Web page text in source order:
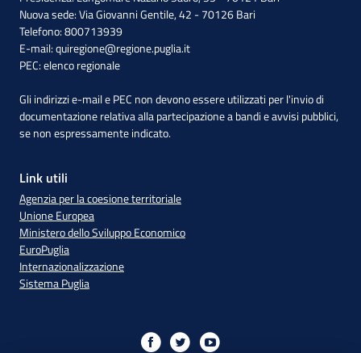
Nuova sede: Via Giovanni Gentile, 42 - 70126 Bari
Telefono: 800713939
E-mail:quiregione@regione.puglia.it
PEC:elenco regionale
Gli indirizzi e-mail e PEC non devono essere utilizzati per l'invio di
documentazione relativa alla partecipazione a bandi e avvisi pubblici,
se non espressamente indicato.
Link utili
Agenzia per la coesione territoriale
Unione Europea
Ministero dello Sviluppo Economico
EuroPuglia
Internazionalizzazione
Sistema Puglia